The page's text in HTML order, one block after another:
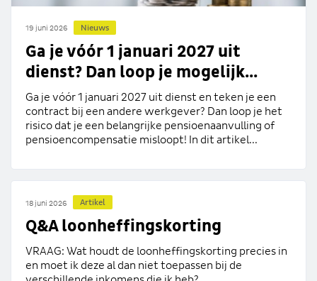
19 juni 2026 Nieuws
Ga je vóór 1 januari 2027 uit
dienst? Dan loop je mogelijk...
Ga je vóór 1 januari 2027 uit dienst en teken je een
contract bij een andere werkgever? Dan loop je het
risico dat je een belangrijke pensioenaanvulling of
pensioencompensatie misloopt! In dit artikel...
18 juni 2026 Artikel
Q&A loonheffingskorting
VRAAG: Wat houdt de loonheffingskorting precies in
en moet ik deze al dan niet toepassen bij de